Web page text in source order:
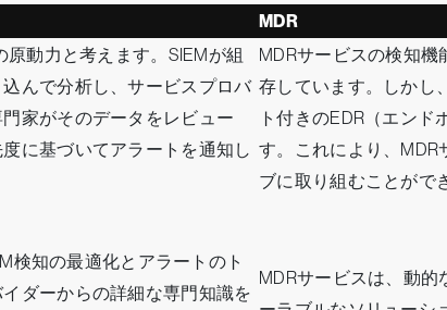
MDR
原動力と考えます。SIEMが組
んで分析し、サービスプロバ
家がそのデータをレビュー
に基づいてアラートを通知し
MDRサービスの検知
存しています。しかし
ト付きのEDR（エン
す。これにより、MDR
ブに取り組むことがで
検知の最適化とアラートのト
ダーからの詳細な専門知識を
MDRサービスは、動